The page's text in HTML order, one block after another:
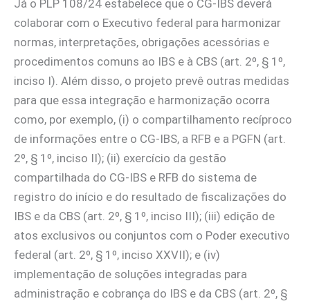
Já o PLP 108/24 estabelece que o CG-IBS deverá
colaborar com o Executivo federal para harmonizar
normas, interpretações, obrigações acessórias e
procedimentos comuns ao IBS e à CBS (art. 2º, § 1º,
inciso I). Além disso, o projeto prevê outras medidas
para que essa integração e harmonização ocorra
como, por exemplo, (i) o compartilhamento recíproco
de informações entre o CG-IBS, a RFB e a PGFN (art.
2º, § 1º, inciso II); (ii) exercício da gestão
compartilhada do CG-IBS e RFB do sistema de
registro do início e do resultado de fiscalizações do
IBS e da CBS (art. 2º, § 1º, inciso III); (iii) edição de
atos exclusivos ou conjuntos com o Poder executivo
federal (art. 2º, § 1º, inciso XXVII); e (iv)
implementação de soluções integradas para
administração e cobrança do IBS e da CBS (art. 2º, §